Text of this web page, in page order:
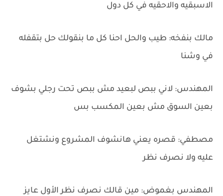
الاسبقيه والاحقيه في كل دول
مالك بنفخه: طيب والحل احنا كل ما بنقولك حل بتقفله
في وشنا
المهندس: لاني ببص لبعيد مش ببص تحت رجلي بشوف
بعين السوق مش بعين المكسب بس
مصطفي: قصره يعني هانشوف المشروع ونشتغل
عليه ولا نصرف نظر
المهندس بغموض: مين قالك نصرف نظر الأول عايز